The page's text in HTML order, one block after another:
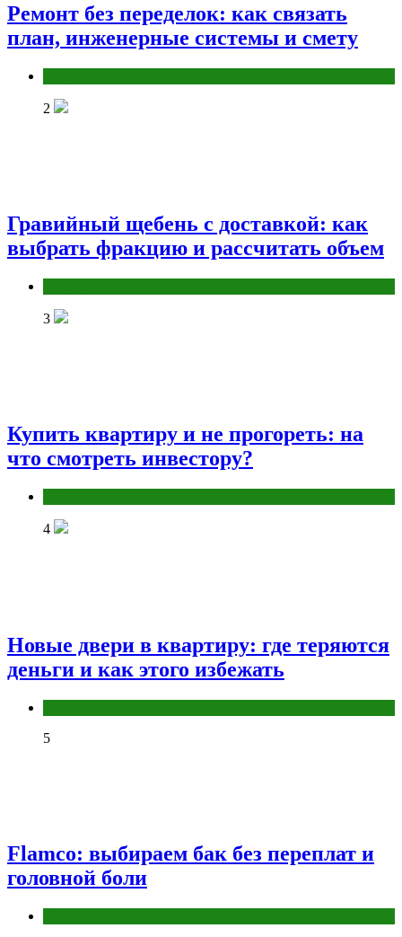
Ремонт без переделок: как связать
план, инженерные системы и смету
2
Гравийный щебень с доставкой: как
выбрать фракцию и рассчитать объем
3
Купить квартиру и не прогореть: на
что смотреть инвестору?
4
Новые двери в квартиру: где теряются
деньги и как этого избежать
5
Flamco: выбираем бак без переплат и
головной боли